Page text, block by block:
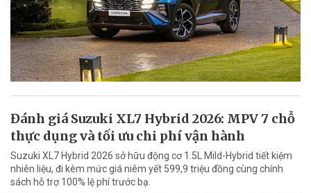
Đánh giá Suzuki XL7 Hybrid 2026: MPV 7 chỗ
thực dụng và tối ưu chi phí vận hành
Suzuki XL7 Hybrid 2026 sở hữu động cơ 1.5L Mild-Hybrid tiết kiệm
nhiên liệu, đi kèm mức giá niêm yết 599,9 triệu đồng cùng chính
sách hỗ trợ 100% lệ phí trước bạ.